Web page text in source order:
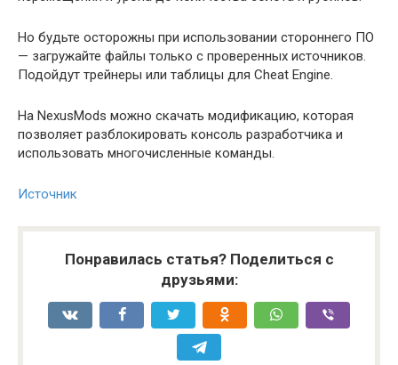
Но будьте осторожны при использовании стороннего ПО
— загружайте файлы только с проверенных источников.
Подойдут трейнеры или таблицы для Cheat Engine.
На NexusMods можно скачать модификацию, которая
позволяет разблокировать консоль разработчика и
использовать многочисленные команды.
Источник
Понравилась статья? Поделиться с
друзьями: